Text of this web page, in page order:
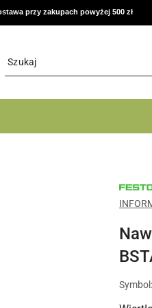
przy zakupach powyżej 500 zł
DO
I
PRAC
Symbol: